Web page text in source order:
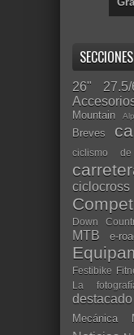
SECCIONES
26"
Mountain
Breves
ciclismo
ciclocross
Down
MTB
e-
Festibike
La
Mecánica